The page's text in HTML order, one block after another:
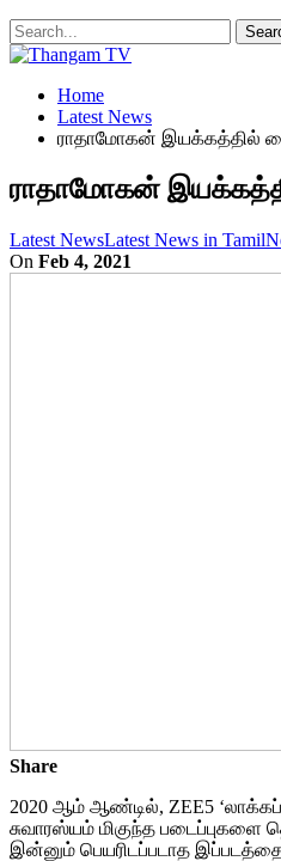
Home
Latest News
ராதாமோகன் இயக்கத்தில்
ராதாமோகன்
Latest NewsLatest News in Tamil
On Feb 4, 2021
Share
2020 ஆம் ஆண்டில், ZEE5
சுவாரஸ்யம் மிகுந்த
இன்னும் பெயரிடப்படாத